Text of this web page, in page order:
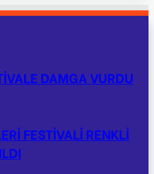
DAMGA VURDU
FESTİVALİ RENKLİ